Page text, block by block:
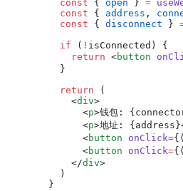
  const
{ open } =
  const
{ address ,
  const
{ disconnect }
  if
( ! isConnected) {
    return
<button
  }
  return
(
    <
div>
      <
p>钱包:
      <
p>地址:
      <
button onClick=
      <
button onClick=
    </
div>
  )
}